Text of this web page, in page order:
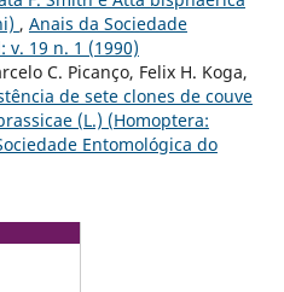
, Anais da Sociedade
v. 19 n. 1 (1990)
C. Picanço, Felix H. Koga,
de sete clones de couve
(L.) (Homoptera:
Entomológica do